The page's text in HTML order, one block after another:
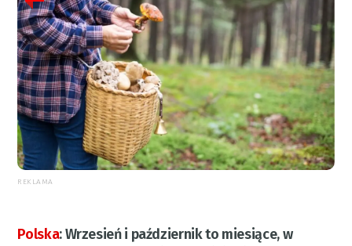
REKLAMA
Polska:Wrzesień i październik to miesiące, w